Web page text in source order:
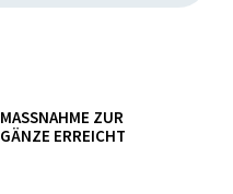
MASSNAHME ZUR
GÄNZE ERREICHT